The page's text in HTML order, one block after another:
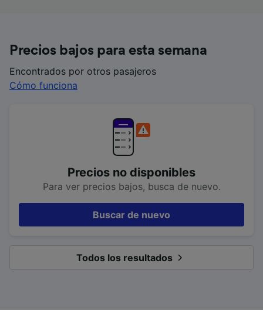
Precios bajos para esta semana
Encontrados por otros pasajeros
Cómo funciona
Precios no disponibles
Para ver precios bajos, busca de nuevo.
Buscar de nuevo
Todos los resultados